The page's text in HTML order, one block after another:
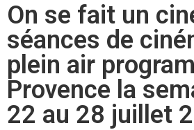
On se fait un
séances de
plein air
Provence la
22 au 28 juillet